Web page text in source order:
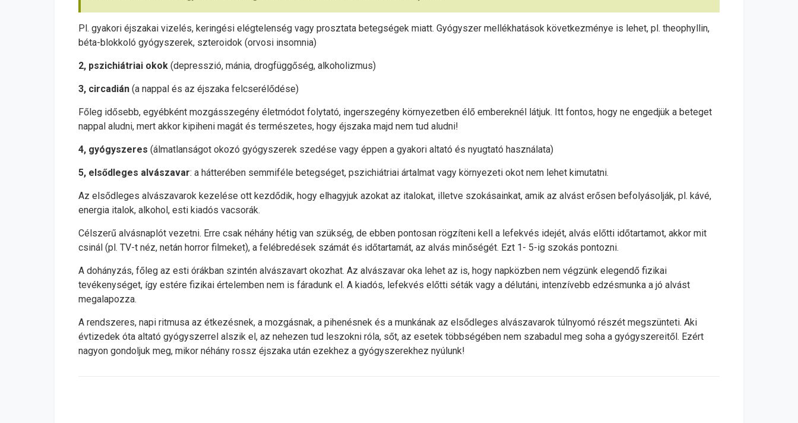
Pl. gyakori éjszakai vizelés, keringési elégtelenség vagy prosztata betegségek miatt. Gyógyszer mellékhatások következménye is lehet, pl. theophyllin,
béta-blokkoló gyógyszerek, szteroidok (orvosi insomnia)
2, pszichiátriai okok (depresszió, mánia, drogfüggőség, alkoholizmus)
3, circadián (a nappal és az éjszaka felcserélődése)
Főleg idősebb, egyébként mozgásszegény életmódot folytató, ingerszegény környezetben élő embereknél látjuk. Itt fontos, hogy ne engedjük a beteget
nappal aludni, mert akkor kipiheni magát és természetes, hogy éjszaka majd nem tud aludni!
4, gyógyszeres (álmatlanságot okozó gyógyszerek szedése vagy éppen a gyakori altató és nyugtató használata)
5, elsődleges alvászavar: a hátterében semmiféle betegséget, pszichiátriai ártalmat vagy környezeti okot nem lehet kimutatni.
Az elsődleges alvászavarok kezelése ott kezdődik, hogy elhagyjuk azokat az italokat, illetve szokásainkat, amik az alvást erősen befolyásolják, pl. kávé,
energia italok, alkohol, esti kiadós vacsorák.
Célszerű alvásnaplót vezetni. Erre csak néhány hétig van szükség, de ebben pontosan rögzíteni kell a lefekvés idejét, alvás előtti időtartamot, akkor mit
csinál (pl. TV-t néz, netán horror filmeket), a felébredések számát és időtartamát, az alvás minőségét. Ezt 1- 5-ig szokás pontozni.
A dohányzás, főleg az esti órákban szintén alvászavart okozhat. Az alvászavar oka lehet az is, hogy napközben nem végzünk elegendő fizikai
tevékenységet, így estére fizikai értelemben nem is fáradunk el. A kiadós, lefekvés előtti séták vagy a délutáni, intenzívebb edzésmunka a jó alvást
megalapozza.
A rendszeres, napi ritmusa az étkezésnek, a mozgásnak, a pihenésnek és a munkának az elsődleges alvászavarok túlnyomó részét megszünteti. Aki
évtizedek óta altató gyógyszerrel alszik el, az nehezen tud leszokni róla, sőt, az esetek többségében nem szabadul meg soha a gyógyszereitől. Ezért
nagyon gondoljuk meg, mikor néhány rossz éjszaka után ezekhez a gyógyszerekhez nyúlunk!